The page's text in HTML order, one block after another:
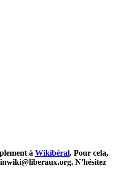
à Wikibéral. Pour cela,
N'hésitez